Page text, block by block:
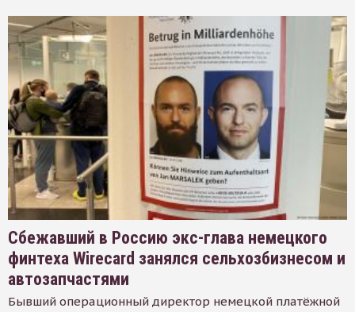
Сбежавший в Россию экс-глава немецкого
финтеха Wirecard занялся сельхозбизнесом и
автозапчастями
Бывший операционный директор немецкой платёжной